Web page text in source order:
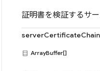
証明書を検証するサ
serverCertificateChain
ArrayBuffer[]